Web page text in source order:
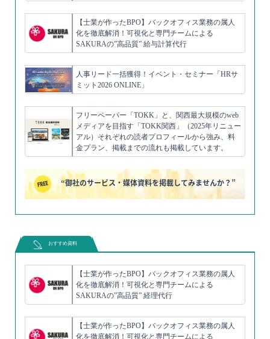
【士業が作ったBPO】バックオフィス業務の属人
化を徹底解消！可視化と専門チームによる
SAKURAの”高品質” 給与計算代行
人事リード一括獲得！イベント・セミナー「HRサ
ミット2026 ONLINE」
フリーペーパー「TOKK」と、関西最大規模のweb
メディアを目指す「TOKK関西」（2025年リニュー
アル）それぞれの読者プロフィールから強み、料
金プラン、掲載までの流れも掲載しています。
“御社のサービス・媒体資料を掲載してみませんか？”
おすすめ資料
【士業が作ったBPO】バックオフィス業務の属人
化を徹底解消！可視化と専門チームによる
SAKURAの”高品質” 経理代行
【士業が作ったBPO】バックオフィス業務の属人
化を徹底解消！可視化と専門チームによる